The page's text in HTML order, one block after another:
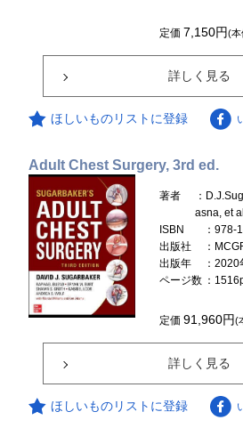
定価 7,150円(本
詳しく見る
ほしいものリストに登録
Adult Chest Surgery, 3rd ed.
著者
：
asna, et
ISBN
：978-
出版社
：
出版年
：2020
ページ数 ：
定価91,960円(
詳しく見る
ほしいものリストに登録